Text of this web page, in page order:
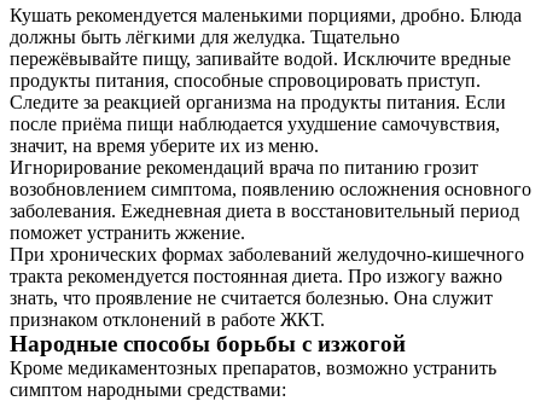
Кушать рекомендуется маленькими порциями, дробно. Блюда
должны быть лёгкими для желудка. Тщательно
пережёвывайте пищу, запивайте водой. Исключите вредные
продукты питания, способные спровоцировать приступ.
Следите за реакцией организма на продукты питания. Если
после приёма пищи наблюдается ухудшение самочувствия,
значит, на время уберите их из меню.
Игнорирование рекомендаций врача по питанию грозит
возобновлением симптома, появлению осложнения основного
заболевания. Ежедневная диета в восстановительный период
поможет устранить жжение.
При хронических формах заболеваний желудочно-кишечного
тракта рекомендуется постоянная диета. Про изжогу важно
знать, что проявление не считается болезнью. Она служит
признаком отклонений в работе ЖКТ.
Народные способы борьбы с изжогой
Кроме медикаментозных препаратов, возможно устранить
симптом народными средствами: